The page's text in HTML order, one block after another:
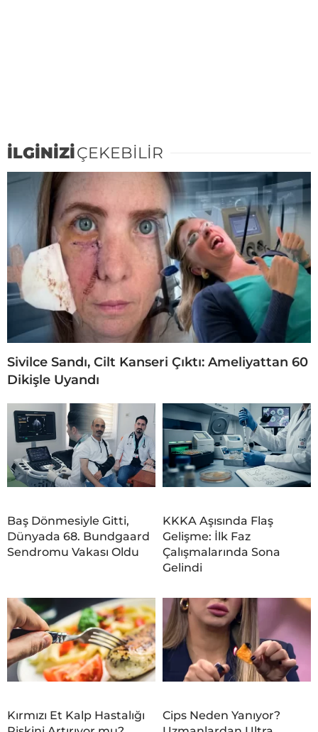
İLGİNİZİÇEKEBİLİR
Sivilce Sandı, Cilt Kanseri Çıktı: Ameliyattan 60
Dikişle Uyandı
Baş Dönmesiyle Gitti,
Dünyada 68. Bundgaard
Sendromu Vakası Oldu
KKKA Aşısında Flaş
Gelişme: İlk Faz
Çalışmalarında Sona
Gelindi
Kırmızı Et Kalp Hastalığı
Cips Neden Yanıyor?